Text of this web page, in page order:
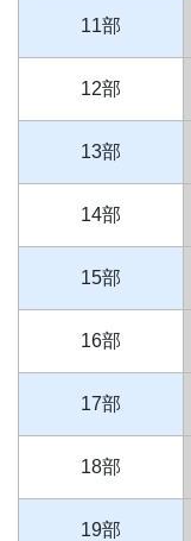
11部
12部
13部
14部
15部
16部
17部
18部
19部